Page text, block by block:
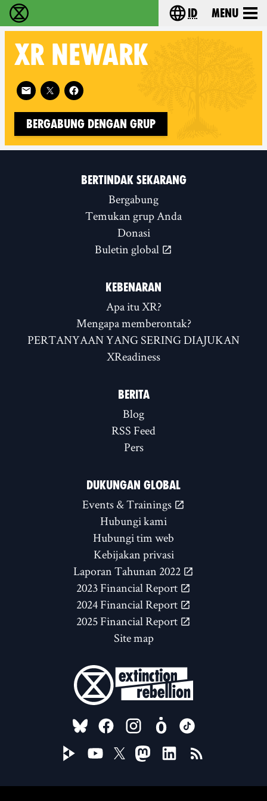
Extinction Rebellion (XR–Pemberontakan
Choose your
id Menu
XR NEWARK
Follow XR Newark on
Bergabung dengan Grup
BERTINDAK SEKARANG
Bergabung
Temukan grup Anda
Donasi
Buletin global
KEBENARAN
Apa itu XR?
Mengapa memberontak?
PERTANYAAN YANG SERING DIAJUKAN
XReadiness
BERITA
Blog
RSS Feed
Pers
DUKUNGAN GLOBAL
Events & Trainings
Hubungi kami
Hubungi tim web
Kebijakan privasi
Laporan Tahunan 2022
2023 Financial Report
2024 Financial Report
2025 Financial Report
Site map
FOLLOW US ON